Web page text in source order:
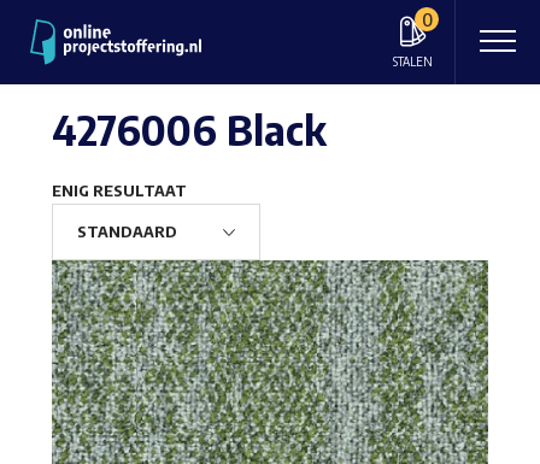
0
STALEN
4276006 Black
ENIG RESULTAAT